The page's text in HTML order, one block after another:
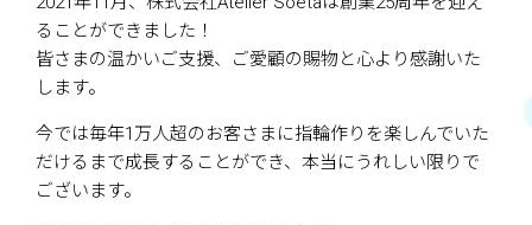
ることができました！
皆さまの温かいご支援、ご愛顧の賜物と心より感謝いた
します。
今では毎年1万人超のお客さまに指輪作りを楽しんでいた
だけるまで成長することができ、本当にうれしい限りで
ございます。